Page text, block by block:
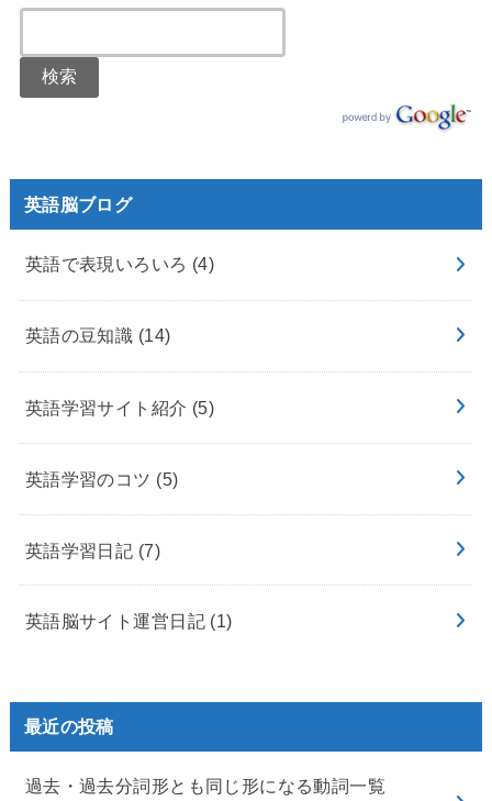
英語脳ブログ
英語で表現いろいろ (4)
英語の豆知識 (14)
英語学習サイト紹介 (5)
英語学習のコツ (5)
英語学習日記 (7)
英語脳サイト運営日記 (1)
最近の投稿
過去・過去分詞形とも同じ形になる動詞一覧